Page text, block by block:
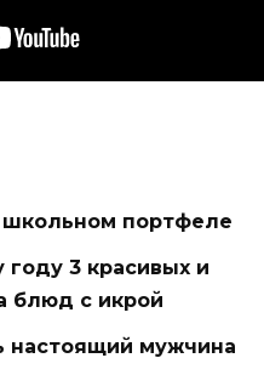
портфеле
году 3 красивых и
блюд с икрой
настоящий мужчина